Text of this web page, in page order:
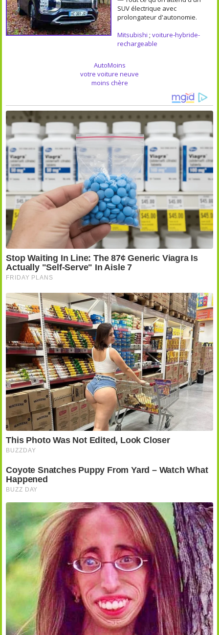
SUV électrique avec
prolongateur d'autonomie.
Mitsubishi ; voiture-hybride-
rechargeable
AutoMoins
votre voiture neuve
moins chère